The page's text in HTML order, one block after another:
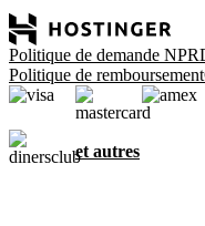
Politique de demande
Politique de remboursement
et autres